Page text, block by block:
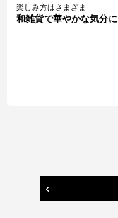
楽しみ方はさまざま
和雑貨で華やかな気分に